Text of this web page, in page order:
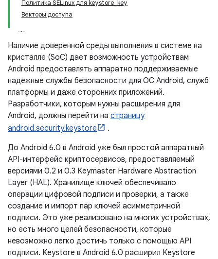
Политика SELinux для keystore_key
Векторы доступа
Наличие доверенной среды выполнения в системе на
кристалле (SoC) дает возможность устройствам
Android предоставлять аппаратно поддерживаемые
надежные службы безопасности для ОС Android, служб
платформы и даже сторонних приложений.
Разработчики, которым нужны расширения для
Android, должны перейти на страницу
android.security.keystore
.
До Android 6.0 в Android уже был простой аппаратный
API-интерфейс криптосервисов, предоставляемый
версиями 0.2 и 0.3 Keymaster Hardware Abstraction
Layer (HAL). Хранилище ключей обеспечивало
операции цифровой подписи и проверки, а также
создание и импорт пар ключей асимметричной
подписи. Это уже реализовано на многих устройствах,
но есть много целей безопасности, которые
невозможно легко достичь только с помощью API
подписи. Keystore в Android 6.0 расширил Keystore